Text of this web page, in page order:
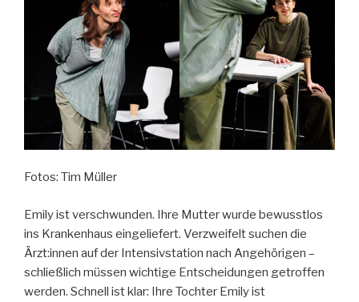
Fotos: Tim Müller
Emily ist verschwunden. Ihre Mutter wurde bewusstlos
ins Krankenhaus eingeliefert. Verzweifelt suchen die
Ärzt:innen auf der Intensivstation nach Angehörigen –
schließlich müssen wichtige Entscheidungen getroffen
werden. Schnell ist klar: Ihre Tochter Emily ist